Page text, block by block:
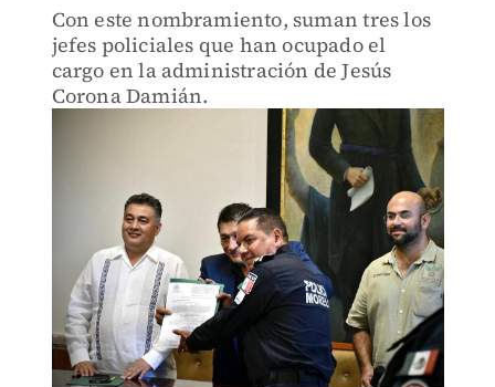
Con este nombramiento, suman tres los
jefes policiales que han ocupado el
cargo en la administración de Jesús
Corona Damián.